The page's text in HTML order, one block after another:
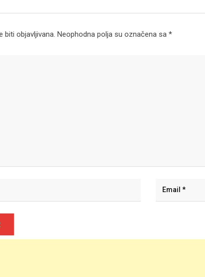
biti objavljivana. Neophodna polja su označena sa *